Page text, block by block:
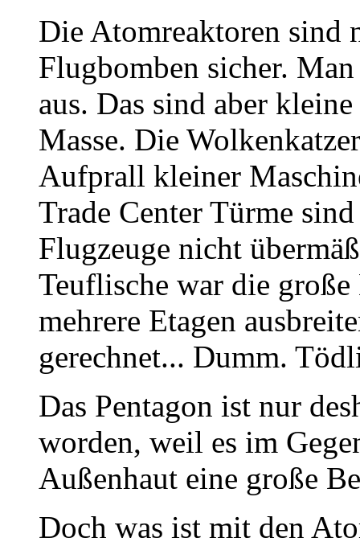
Die Atomreaktoren sind
Flugbomben sicher.
aus. Das sind aber
Masse. Die
Aufprall kleiner
Trade Center Türme
Flugzeuge nicht
Teuflische war die
mehrere Etagen
gerechnet... Dumm.
Das Pentagon ist nur
worden, weil es im
Außenhaut eine große
Doch was ist mit den